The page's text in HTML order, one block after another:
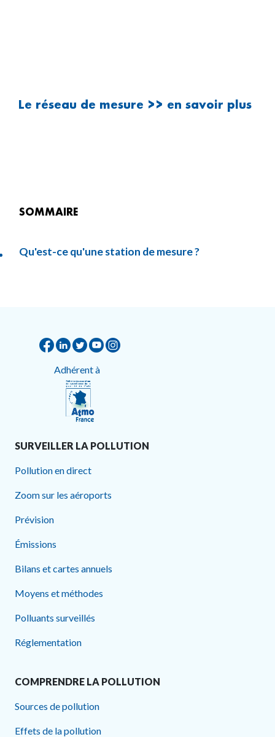
Le réseau de mesure >> en savoir plus
SOMMAIRE
Qu'est-ce qu'une station de mesure ?
Adhérent à
SURVEILLER LA POLLUTION
Pollution en direct
Zoom sur les aéroports
Prévision
Émissions
Bilans et cartes annuels
Moyens et méthodes
Polluants surveillés
Réglementation
COMPRENDRE LA POLLUTION
Sources de pollution
Effets de la pollution